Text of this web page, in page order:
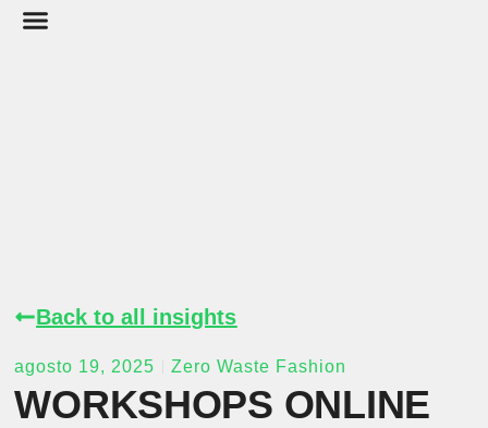
Back to all insights
agosto 19, 2025 Zero Waste Fashion
WORKSHOPS ONLINE